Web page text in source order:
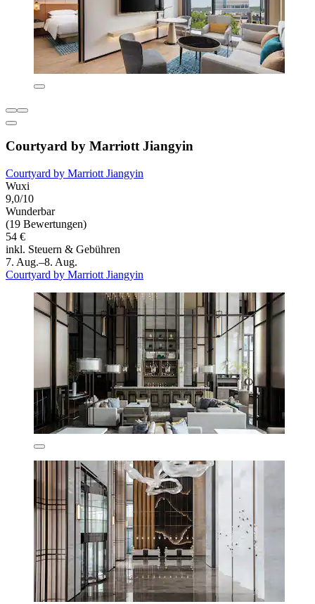
Courtyard by Marriott Jiangyin
Courtyard by Marriott Jiangyin
Wuxi
9,0/10
Wunderbar
(19 Bewertungen)
54 €
inkl. Steuern & Gebühren
7. Aug.–8. Aug.
Courtyard by Marriott Jiangyin